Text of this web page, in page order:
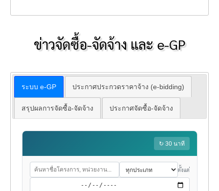
ข่าวจัดซื้อ-จัดจ้าง และ e-GP
ระบบ e-GP ประกาศประกวดราคาจ้าง (e-bidding)
สรุปผลการจัดซื้อ-จัดจ้าง ประกาศจัดซื้อ-จัดจ้าง